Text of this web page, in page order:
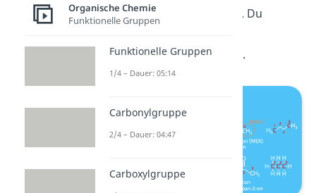
dem Trivialnamen
. Du
Lösungsmittel verwenden.
Organische Chemie
Funktionelle Gruppen
Funktionelle Gruppen
1/4 – Dauer: 05:14
Carbonylgruppe
2/4 – Dauer: 04:47
Carboxylgruppe